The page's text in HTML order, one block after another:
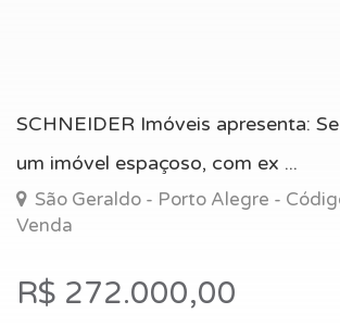
SCHNEIDER Imóveis apresenta:
um imóvel espaçoso, com ex ...
São Geraldo - Porto Alegre -
Venda
R$ 272.000,00